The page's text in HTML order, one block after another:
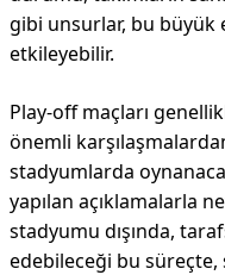
gibi unsurlar, bu büyük
etkileyebilir.
Play-off maçları
önemli
stadyumlarda
yapılan açıklamalarla
stadyumu dışında,
edebileceği bu